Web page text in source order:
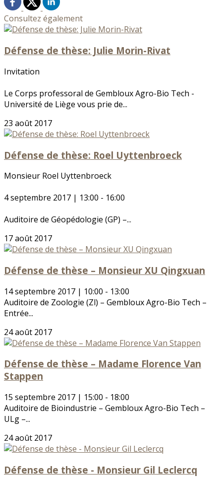
Consultez également
Défense de thèse: Julie Morin-Rivat
Invitation
Le Corps professoral de Gembloux Agro-Bio Tech -
Université de Liège vous prie de...
23 août 2017
Défense de thèse: Roel Uyttenbroeck
Monsieur Roel Uyttenbroeck
4 septembre 2017 | 13:00 - 16:00
Auditoire de Géopédologie (GP) –...
17 août 2017
Défense de thèse – Monsieur XU Qingxuan
14 septembre 2017 | 10:00 - 13:00
Auditoire de Zoologie (Zl) – Gembloux Agro-Bio Tech –
Entrée...
24 août 2017
Défense de thèse – Madame Florence Van
Stappen
15 septembre 2017 | 15:00 - 18:00
Auditoire de Bioindustrie – Gembloux Agro-Bio Tech –
ULg –...
24 août 2017
Défense de thèse - Monsieur Gil Leclercq